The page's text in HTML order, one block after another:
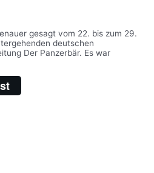
gesagt vom 22. bis zum 29.
deutschen
Der Panzerbär. Es war